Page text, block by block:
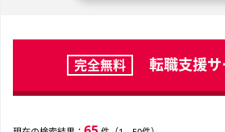
完全無料 転職支援